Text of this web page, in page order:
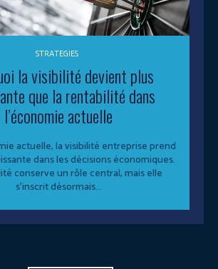
STRATEGIES
la visibilité devient plus
que la rentabilité dans
l’économie actuelle
actuelle, la visibilité entreprise prend
dans les décisions économiques.
conserve un rôle central, mais elle
s’inscrit désormais...